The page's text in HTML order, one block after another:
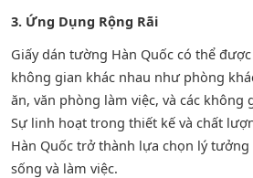
3. Ứng Dụng Rộng Rãi
Giấy dán tường Hàn Quốc có thể
không gian khác nhau như phòng
ăn, văn phòng làm việc, và các không
Sự linh hoạt trong thiết kế và chất
Hàn Quốc trở thành lựa chọn lý
sống và làm việc.